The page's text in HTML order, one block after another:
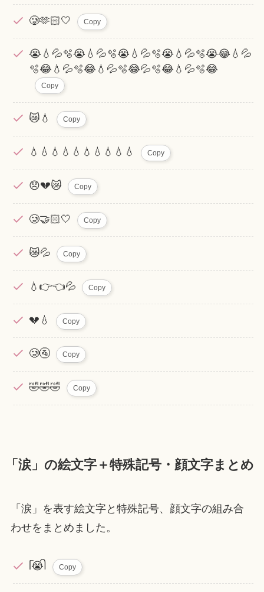
🥲︎🫶🏻🤍 Copy
😭💧💦🫧😭💧💦🫧😭💧💦🫧😭💧💦🫧😭😂💧💦
🫧😂💧💦🫧😂💧💦🫧😂💦🫧😂💧💦🫧😂
Copy
😿‪💧 Copy
💧💧💧💧💧💧💧💧💧💧 Copy
😞💔😿 Copy
🥲🤝🏻🤍 Copy
😿💦 Copy
💧👉👈💦 Copy
💔‪💧 Copy
🥲🚰 Copy
‪🤣‪🤣‪🤣 Copy
「涙」の絵文字＋特殊記号・顔文字まとめ
「涙」を表す絵文字と特殊記号、顔文字の組み合
わせをまとめました。
ᥬ😭ᩤ Copy